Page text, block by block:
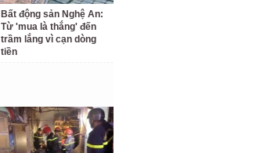
Bất động sản Nghệ An:
Từ 'mua là thắng' đến
trầm lắng vì cạn dòng
tiền